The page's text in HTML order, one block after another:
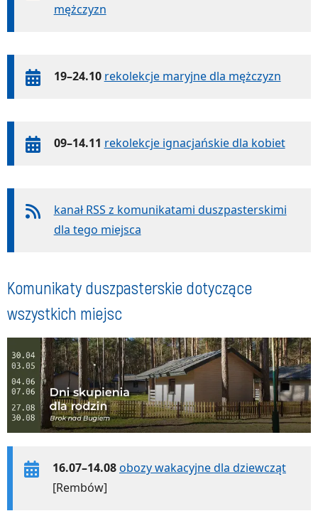
mężczyzn
19–24.10 rekolekcje maryjne dla mężczyzn
09–14.11 rekolekcje ignacjańskie dla kobiet
kanał RSS z komunikatami duszpasterskimi
dla tego miejsca
Komunikaty duszpasterskie dotyczące
wszystkich miejsc
16.07–14.08obozy wakacyjne dla dziewcząt
[Rembów]